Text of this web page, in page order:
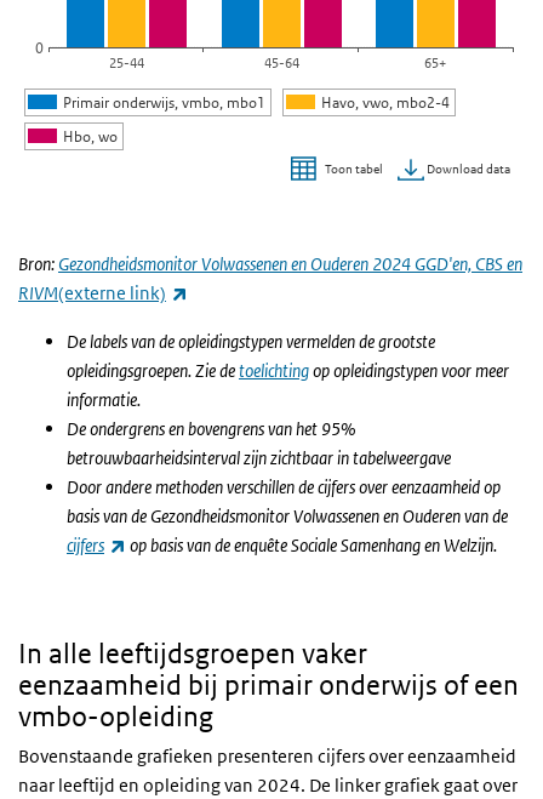
Primair onderwijs, vmbo, mbo1
Havo, vwo, mbo2-4
Hbo, wo
0
25-44 45-64 65+
Toon tabel Download data
Bron: Gezondheidsmonitor Volwassenen en Ouderen 2024 GGD'en, CBS en
RIVM(externe link)
De labels van de opleidingstypen vermelden de grootste
opleidingsgroepen. Zie detoelichtingop opleidingstypen voor meer
informatie.
De ondergrens en bovengrens van het 95%
betrouwbaarheidsinterval zijn zichtbaar in tabelweergave
Door andere methoden verschillen de cijfers over eenzaamheid op
basis van de Gezondheidsmonitor Volwassenen en Ouderen van de
cijfers
(externe link)
op basis van de enquête Sociale Samenhang en Welzijn.
In alle leeftijdsgroepen vaker
eenzaamheid bij primair onderwijs of een
vmbo-opleiding
Bovenstaande grafieken presenteren cijfers over eenzaamheid
naar leeftijd en opleiding van 2024. De linker grafiek gaat over